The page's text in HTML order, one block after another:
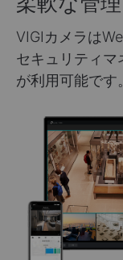
VIGIカメラは
セキュリティマ
が利用可能です。